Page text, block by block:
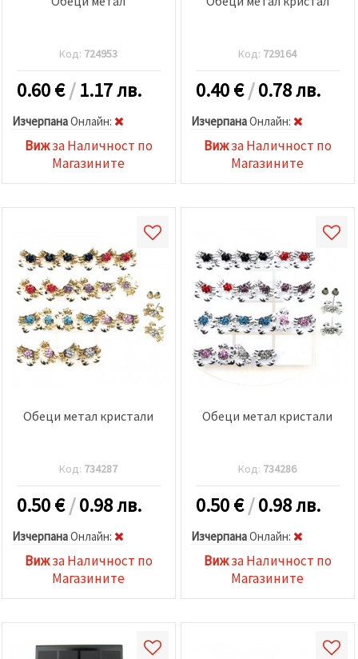
Код: 724953
0.60€/1.17 лв.
ИзчерпанаOнлайн:
Вижза Наличност по
Магазините
Код: 729164
0.40€/0.78 лв.
ИзчерпанаOнлайн:
Вижза Наличност по
Магазините
Обеци метал кристали
Код: 734287
0.50€/0.98 лв.
ИзчерпанаOнлайн:
Вижза Наличност по
Магазините
Обеци метал кристали
Код: 734286
0.50€/0.98 лв.
ИзчерпанаOнлайн:
Вижза Наличност по
Магазините